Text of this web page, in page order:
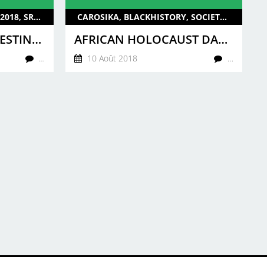
CAROSIKA, ARTIST, MUSIC, 2018, SRISE, ENG, GUADELOUPE, UK
S.RISE : AN ARTIST DESTINED TO GREAT HEIGHTS !!
…
CAROSIKA, BLACKHISTORY, SOCIETY, SANKOFADAY, ENG, UK, 2018, EVENTS, SHEZAL LAING
AFRICAN HOLOCAUST DAY - EDUCATE, CELEBRATE AND INSPIRE !!
10 Août 2018 …